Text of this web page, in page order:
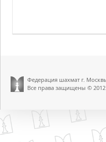
Федерация шахмат г.
Все права защищены © 2012